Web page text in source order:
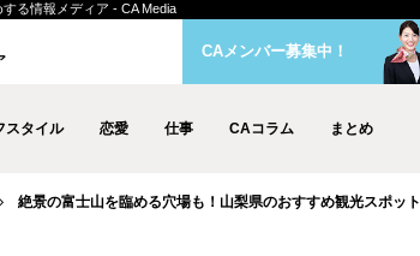
る情報メディア - CA Media
スタイル 恋愛 仕事 CAコラム まとめ
CAメンバー募集中！
絶景の富士山を臨める穴場も！山梨県のおすすめ観光スポット